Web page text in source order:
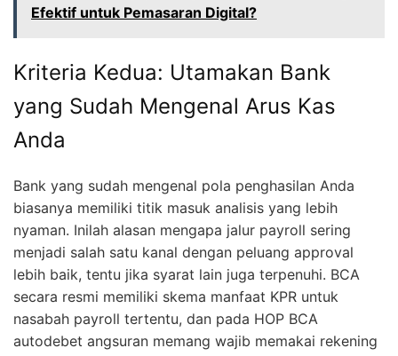
Efektif untuk Pemasaran Digital?
Kriteria Kedua: Utamakan Bank
yang Sudah Mengenal Arus Kas
Anda
Bank yang sudah mengenal pola penghasilan Anda
biasanya memiliki titik masuk analisis yang lebih
nyaman. Inilah alasan mengapa jalur payroll sering
menjadi salah satu kanal dengan peluang approval
lebih baik, tentu jika syarat lain juga terpenuhi. BCA
secara resmi memiliki skema manfaat KPR untuk
nasabah payroll tertentu, dan pada HOP BCA
autodebet angsuran memang wajib memakai rekening